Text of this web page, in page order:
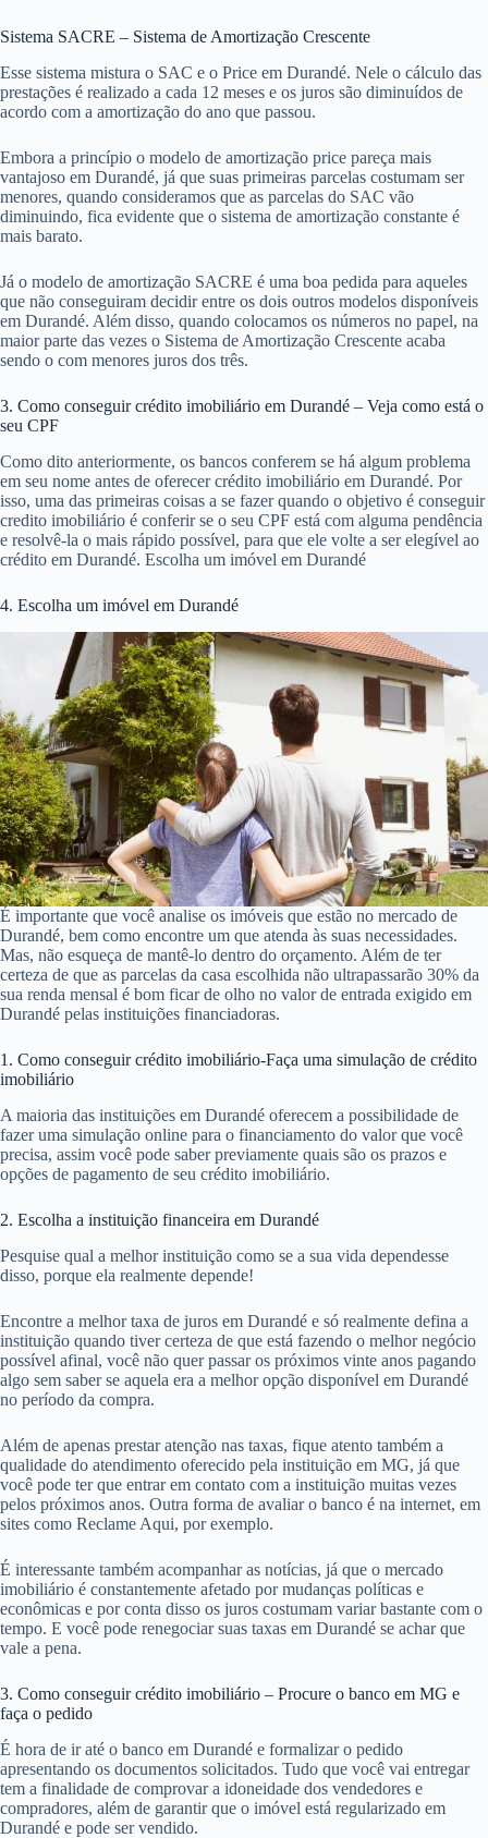
Sistema SACRE – Sistema de Amortização Crescente
Esse sistema mistura o SAC e o Price em Durandé. Nele o cálculo das
prestações é realizado a cada 12 meses e os juros são diminuídos de
acordo com a amortização do ano que passou.
Embora a princípio o modelo de amortização price pareça mais
vantajoso em Durandé, já que suas primeiras parcelas costumam ser
menores, quando consideramos que as parcelas do SAC vão
diminuindo, fica evidente que o sistema de amortização constante é
mais barato.
Já o modelo de amortização SACRE é uma boa pedida para aqueles
que não conseguiram decidir entre os dois outros modelos disponíveis
em Durandé. Além disso, quando colocamos os números no papel, na
maior parte das vezes o Sistema de Amortização Crescente acaba
sendo o com menores juros dos três.
3. Como conseguir crédito imobiliário em Durandé – Veja como está o
seu CPF
Como dito anteriormente, os bancos conferem se há algum problema
em seu nome antes de oferecer crédito imobiliário em Durandé. Por
isso, uma das primeiras coisas a se fazer quando o objetivo é conseguir
credito imobiliário é conferir se o seu CPF está com alguma pendência
e resolvê-la o mais rápido possível, para que ele volte a ser elegível ao
crédito em Durandé. Escolha um imóvel em Durandé
4. Escolha um imóvel em Durandé
É importante que você analise os imóveis que estão no mercado de
Durandé, bem como encontre um que atenda às suas necessidades.
Mas, não esqueça de mantê-lo dentro do orçamento. Além de ter
certeza de que as parcelas da casa escolhida não ultrapassarão 30% da
sua renda mensal é bom ficar de olho no valor de entrada exigido em
Durandé pelas instituições financiadoras.
1. Como conseguir crédito imobiliário-Faça uma simulação de crédito
imobiliário
A maioria das instituições em Durandé oferecem a possibilidade de
fazer uma simulação online para o financiamento do valor que você
precisa, assim você pode saber previamente quais são os prazos e
opções de pagamento de seu crédito imobiliário.
2. Escolha a instituição financeira em Durandé
Pesquise qual a melhor instituição como se a sua vida dependesse
disso, porque ela realmente depende!
Encontre a melhor taxa de juros em Durandé e só realmente defina a
instituição quando tiver certeza de que está fazendo o melhor negócio
possível afinal, você não quer passar os próximos vinte anos pagando
algo sem saber se aquela era a melhor opção disponível em Durandé
no período da compra.
Além de apenas prestar atenção nas taxas, fique atento também a
qualidade do atendimento oferecido pela instituição em MG, já que
você pode ter que entrar em contato com a instituição muitas vezes
pelos próximos anos. Outra forma de avaliar o banco é na internet, em
sites como Reclame Aqui, por exemplo.
É interessante também acompanhar as notícias, já que o mercado
imobiliário é constantemente afetado por mudanças políticas e
econômicas e por conta disso os juros costumam variar bastante com o
tempo. E você pode renegociar suas taxas em Durandé se achar que
vale a pena.
3. Como conseguir crédito imobiliário – Procure o banco em MG e
faça o pedido
É hora de ir até o banco em Durandé e formalizar o pedido
apresentando os documentos solicitados. Tudo que você vai entregar
tem a finalidade de comprovar a idoneidade dos vendedores e
compradores, além de garantir que o imóvel está regularizado em
Durandé e pode ser vendido.